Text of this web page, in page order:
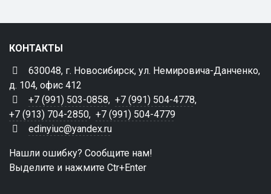
КОНТАКТЫ
630048, г. Новосибирск, ул. Немировича-Данченко,
д. 104, офис 412
+7 (991) 503-0858, +7 (991) 504-4778,
+7 (913) 704-2850, +7 (991) 504-4779
edinyiuc@yandex.ru
Нашли ошибку? Сообщите нам!
Выделите и нажмите Ctr+Enter